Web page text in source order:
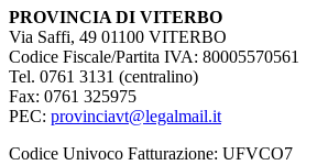
PROVINCIA DI VITERBO
Via Saffi, 49 01100 VITERBO
Codice Fiscale/Partita IVA: 80005570561
Tel. 0761 3131 (centralino)
Fax: 0761 325975
PEC: provinciavt@legalmail.it
Codice Univoco Fatturazione: UFVCO7